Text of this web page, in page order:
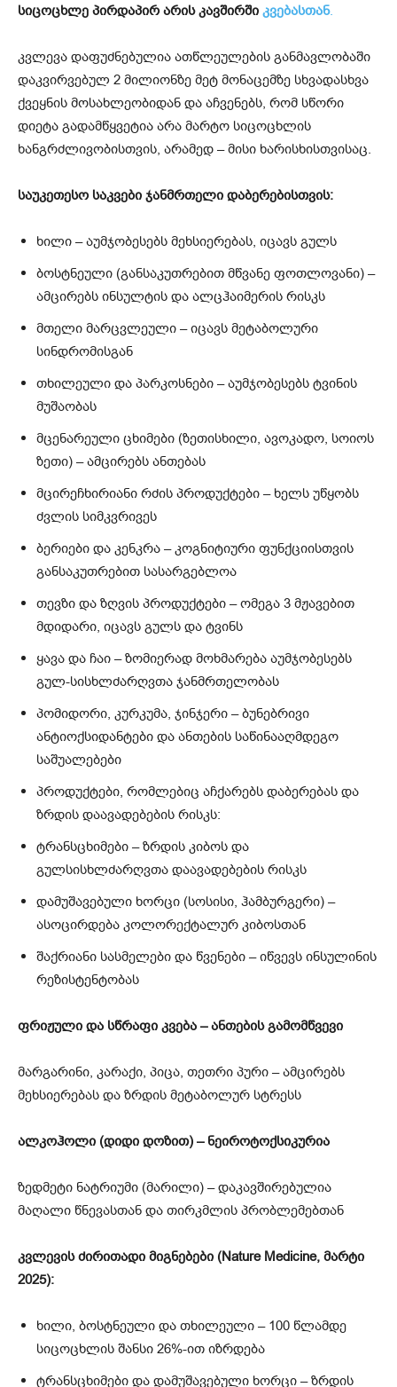
სიცოცხლე პირდაპირ არის კავშირში კვებასთან.
კვლევა დაფუძნებულია ათწლეულების განმავლობაში
დაკვირვებულ 2 მილიონზე მეტ მონაცემზე სხვადასხვა
ქვეყნის მოსახლეობიდან და აჩვენებს, რომ სწორი
დიეტა გადამწყვეტია არა მარტო სიცოცხლის
ხანგრძლივობისთვის, არამედ – მისი ხარისხისთვისაც.
საუკეთესო საკვები ჯანმრთელი დაბერებისთვის:
ხილი – აუმჯობესებს მეხსიერებას, იცავს გულს
ბოსტნეული (განსაკუთრებით მწვანე ფოთლოვანი) –
ამცირებს ინსულტის და ალცჰაიმერის რისკს
მთელი მარცვლეული – იცავს მეტაბოლური
სინდრომისგან
თხილეული და პარკოსნები – აუმჯობესებს ტვინის
მუშაობას
მცენარეული ცხიმები (ზეთისხილი, ავოკადო, სოიოს
ზეთი) – ამცირებს ანთებას
მცირეჩხირიანი რძის პროდუქტები – ხელს უწყობს
ძვლის სიმკვრივეს
ბერიები და კენკრა – კოგნიტიური ფუნქციისთვის
განსაკუთრებით სასარგებლოა
თევზი და ზღვის პროდუქტები – ომეგა 3 მჟავებით
მდიდარი, იცავს გულს და ტვინს
ყავა და ჩაი – ზომიერად მოხმარება აუმჯობესებს
გულ-სისხლძარღვთა ჯანმრთელობას
პომიდორი, კურკუმა, ჯინჯერი – ბუნებრივი
ანტიოქსიდანტები და ანთების საწინააღმდეგო
საშუალებები
პროდუქტები, რომლებიც აჩქარებს დაბერებას და
ზრდის დაავადებების რისკს:
ტრანსცხიმები – ზრდის კიბოს და
გულსისხლძარღვთა დაავადებების რისკს
დამუშავებული ხორცი (სოსისი, ჰამბურგერი) –
ასოცირდება კოლორექტალურ კიბოსთან
შაქრიანი სასმელები და წვენები – იწვევს ინსულინის
რეზისტენტობას
ფრიჟული და სწრაფი კვება – ანთების გამომწვევი
მარგარინი, კარაქი, პიცა, თეთრი პური – ამცირებს
მეხსიერებას და ზრდის მეტაბოლურ სტრესს
ალკოჰოლი (დიდი დოზით) – ნეიროტოქსიკურია
ზედმეტი ნატრიუმი (მარილი) – დაკავშირებულია
მაღალი წნევასთან და თირკმლის პრობლემებთან
კვლევის ძირითადი მიგნებები (Nature Medicine, მარტი
2025):
ხილი, ბოსტნეული და თხილეული – 100 წლამდე
სიცოცხლის შანსი 26%-ით იზრდება
ტრანსცხიმები და დამუშავებული ხორცი – ზრდის